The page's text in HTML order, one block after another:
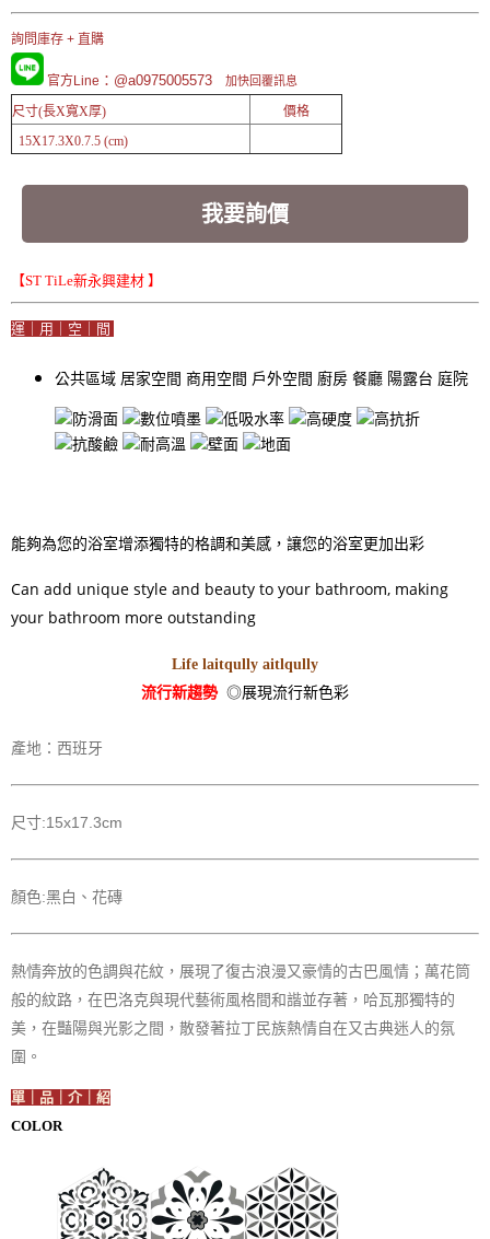
詢問庫存 + 直購
官方Line ：@a0975005573 加快回覆訊息
尺寸(長X寬X厚)
價格
15X17.3X0.7.5 (cm)
我要詢價
【ST TiLe新永興建材 】
運｜用｜空｜間
公共區域 居家空間 商用空間 戶外空間 廚房 餐廳 陽露台 庭院
能夠為您的浴室增添獨特的格調和美感，讓您的浴室更加出彩
Can add unique style and beauty to your bathroom, making
your bathroom more outstanding
Life laitqully aitlqully
流行新趨勢 ◎展現流行新色彩
產地：西班牙
尺寸:15x17.3cm
顏色:黑白、花磚
熱情奔放的色調與花紋，展現了復古浪漫又豪情的古巴風情；萬花筒
般的紋路，在巴洛克與現代藝術風格間和諧並存著，哈瓦那獨特的
美，在豔陽與光影之間，散發著拉丁民族熱情自在又古典迷人的氛
圍。
單｜品｜介｜紹
COLOR